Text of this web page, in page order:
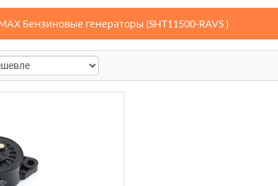
Бензиновые генераторы (SHT11500-RAVS )